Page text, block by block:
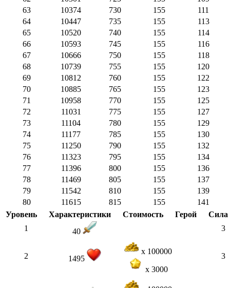
63
10374 730 155
111
64
10447 735 155
113
65
10520 740 155
114
66
10593 745 155
116
67
10666 750 155
118
68
10739 755 155
120
69
10812 760 155
122
70
10885 765 155
123
71
10958 770 155
125
72
11031 775 155
127
73
11104 780 155
129
74
11177 785 155
130
75
11250 790 155
132
76
11323 795 155
134
77
11396 800 155
136
78
11469 805 155
137
79
11542 810 155
139
80
11615 815 155
141
Уровень
Характеристики Стоимость Герой
Сила
1
40 3
2 1495
x 100000
x 3000
3